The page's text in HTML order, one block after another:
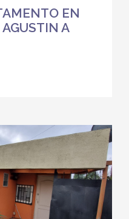
EN
A